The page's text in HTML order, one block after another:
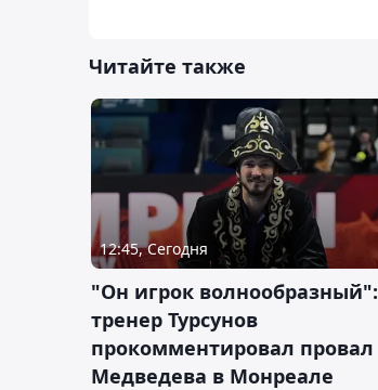
Читайте также
12:45, Сегодня
"Он игрок волнообразный":
тренер Турсунов
прокомментировал провал
Медведева в Монреале